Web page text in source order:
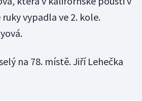
vypadla ve 2. kole.
na 78. místě. Jiří Lehečka